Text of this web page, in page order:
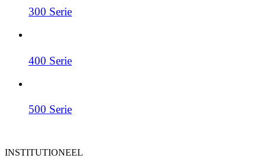
300 Serie
400 Serie
500 Serie
INSTITUTIONEEL